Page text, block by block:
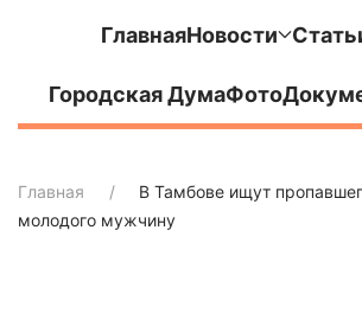
ГлавнаяНовости
Городская ДумаФото
Главная
В Тамбове ищут
молодого мужчину